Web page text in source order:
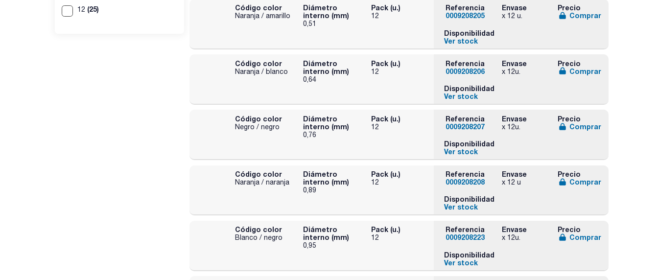
12 (25) Código color
Naranja / amarillo
Diámetro
interno (mm)
0,51
Pack (u.)
12
Referencia
0009208205
Envase
x 12 u.
Precio
Comprar
Disponibilidad
Ver stock
Código color
Naranja / blanco
Diámetro
interno (mm)
0,64
Pack (u.)
12
Referencia
0009208206
Envase
x 12u.
Precio
Comprar
Disponibilidad
Ver stock
Código color
Negro / negro
Diámetro
interno (mm)
0,76
Pack (u.)
12
Referencia
0009208207
Envase
x 12u.
Precio
Comprar
Disponibilidad
Ver stock
Código color
Naranja / naranja
Diámetro
interno (mm)
0,89
Pack (u.)
12
Referencia
0009208208
Envase
x 12 u
Precio
Comprar
Disponibilidad
Ver stock
Código color
Blanco / negro
Diámetro
interno (mm)
0,95
Pack (u.)
12
Referencia
0009208223
Envase
x 12u.
Precio
Comprar
Disponibilidad
Ver stock